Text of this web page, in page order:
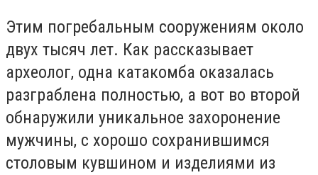
Этим погребальным сооружениям около
двух тысяч лет. Как рассказывает
археолог, одна катакомба оказалась
разграблена полностью, а вот во второй
обнаружили уникальное захоронение
мужчины, с хорошо сохранившимся
столовым кувшином и изделиями из